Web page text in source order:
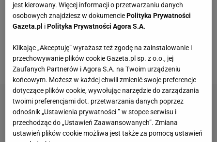
łatwych nie należał - Nic łatwo nie przychodzi, obie
drużyny miały jeden i ten sam cel -zwycięstwo, a to
puchar. - mówił pomeczuszkoleniowiec Resovii,
Ljubomir Travica.
jest kierowany. Więcej informacji o przetwarzaniu danych
osobowych znajdziesz w dokumenciePolityka Prywatności
Gazeta.pl iPolityka Prywatności Agora S.A.
Klikając „Akceptuję” wyrażasz też zgodę na zainstalowanie i
przechowywanie plików cookie Gazeta.pl sp. z o.o., jej
Zaufanych Partnerów i Agora S.A. na Twoim urządzeniu
końcowym. Możesz w każdej chwili zmienić swoje preferencje
dotyczące plików cookie, wywołując narzędzie do zarządzania
twoimi preferencjami dot. przetwarzania danych poprzez
odnośnik „Ustawienia prywatności ” w stopce serwisu i
przechodząc do „Ustawień Zaawansowanych”. Zmiana
ustawień plików cookie możliwa jest także za pomocą ustawień